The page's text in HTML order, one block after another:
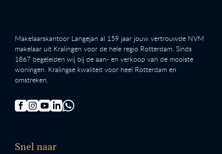
Makelaarskantoor Langejan al 159 jaar jouw vertrouwde NVM
makelaar uit Kralingen voor de hele regio Rotterdam. Sinds
1867 begeleiden wij bij de aan- en verkoop van de mooiste
woningen. Kralingse kwaliteit voor heel Rotterdam en
omstreken.
Snel naar